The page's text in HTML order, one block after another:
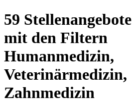
59 Stellenangebote
mit den Filtern
Humanmedizin,
Veterinärmedizin,
Zahnmedizin